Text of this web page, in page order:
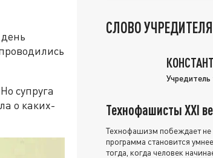
супруга
о каких-
СЛОВО УЧРЕДИТЕЛЯ
Технофашисты XXI
Технофашизм побеждает не
программа становится
тогда, когда человек